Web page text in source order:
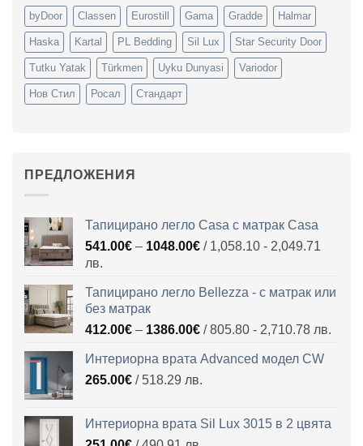
byDoor Classen Eurostill Gama Gradde Halmar
Haska Kartal PL Bedding Sil Lux Star Security Door
Tutku Yatak Türkmen Uyku Dunyasi Variodor
Нов Стил Росал Стандарт
ПРЕДЛОЖЕНИЯ
Тапицирано легло Casa с матрак Casa
541.00€ – 1048.00€Price
through
/ 1,058.10 - 2,049.71
лв.
Тапицирано легло Bellezza - с матрак или
без матрак
412.00€ – 1386.00€Price
412.00€
through
/ 805.80 - 2,710.78 лв.
Интериорна врата Advanced модел CW
265.00€ / 518.29 лв.
Интериорна врата Sil Lux 3015 в 2 цвята